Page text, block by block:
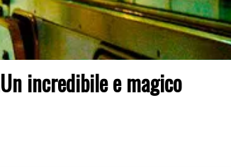
incredibile e magico